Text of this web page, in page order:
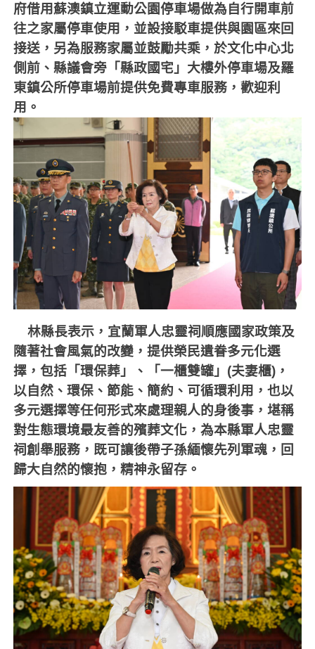
府借用蘇澳鎮立運動公園停車場做為自行開車前
往之家屬停車使用，並設接駁車提供與園區來回
接送，另為服務家屬並鼓勵共乘，於文化中心北
側前、縣議會旁「縣政國宅」大樓外停車場及羅
東鎮公所停車場前提供免費專車服務，歡迎利
用。
林縣長表示，宜蘭軍人忠靈祠順應國家政策及
隨著社會風氣的改變，提供榮民遺眷多元化選
擇，包括「環保葬」、「一櫃雙罐」 (夫妻櫃) ，
以自然、環保、節能、簡約、可循環利用，也以
多元選擇等任何形式來處理親人的身後事，堪稱
對生態環境最友善的殯葬文化，為本縣軍人忠靈
祠創舉服務，既可讓後帶子孫緬懷先列軍魂，回
歸大自然的懷抱，精神永留存。